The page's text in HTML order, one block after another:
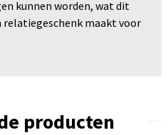
kunnen worden, wat dit
relatiegeschenk maakt voor
producten